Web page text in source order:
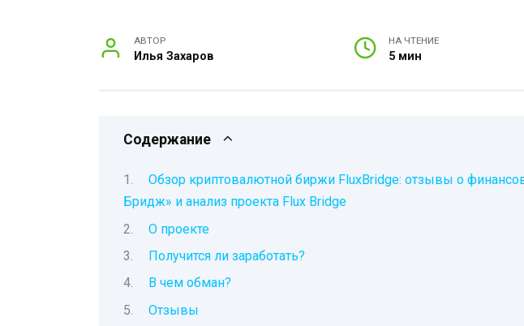
АВТОР
Илья Захаров
НА ЧТЕНИЕ
5 мин
Содержание
Обзор криптовалютной биржи FluxBridge: отзывы о
Бридж» и анализ проекта Flux Bridge
О проекте
Получится ли заработать?
В чем обман?
Отзывы